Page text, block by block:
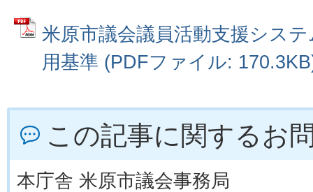
米原市議会議員活動支援シス
用基準 (PDFファイル:
この記事に関するお
本庁舎 米原市議会事務局